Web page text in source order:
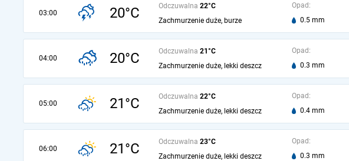
03:00 20°C Odczuwalna 22°C
Zachmurzenie duże, burze
Opad:
0.5 mm
04:00 20°C Odczuwalna 21°C
Zachmurzenie duże, lekki deszcz
Opad:
0.3 mm
05:00 21°C Odczuwalna 22°C
Zachmurzenie duże, lekki deszcz
Opad:
0.4 mm
06:00 21°C Odczuwalna 23°C
Zachmurzenie duże, lekki deszcz
Opad:
0.3 mm